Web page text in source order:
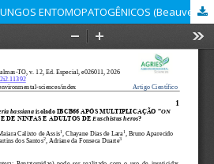
QUAL A EFICIÊNCIA DE FUNGOS ENTOMOPATOGÊNICOS (Beauveria sp.) MULTIPLICADOS “ON FARM” NO CONTROLE DE NINFAS E ADULTOS DE Euschistus heros?